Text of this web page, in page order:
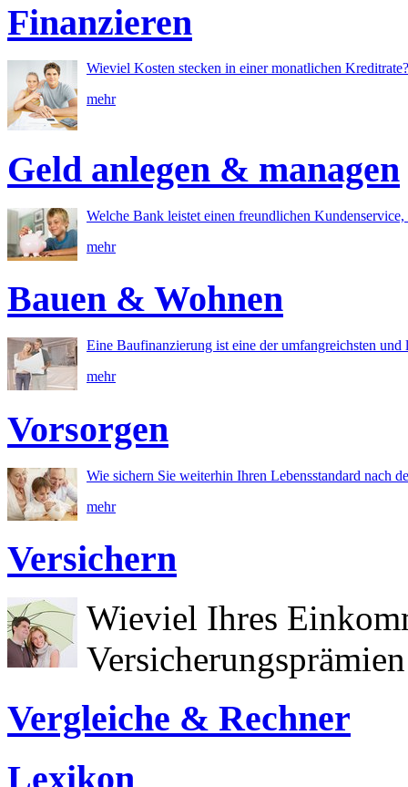
Finanzieren
Wieviel Kosten stecken in einer monatlichen
mehr
Geld anlegen & managen
Welche Bank leistet einen freundlichen
mehr
Bauen & Wohnen
Eine Baufinanzierung ist eine der umfangreichsten
mehr
Vorsorgen
Wie sichern Sie weiterhin Ihren Lebensstandard nach
mehr
Versichern
Wieviel Ihres
Vergleiche & Rechner
Lexikon